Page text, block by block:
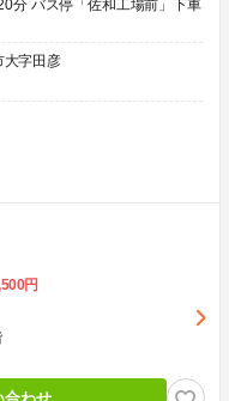
分 バス停「佐和工場前」下車
大字田彦
円
合わせ